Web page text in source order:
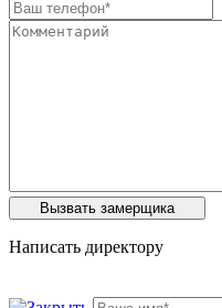
Написать директору